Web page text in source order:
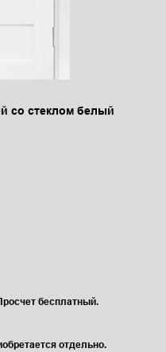
со стеклом белый
бесплатный.
отдельно.